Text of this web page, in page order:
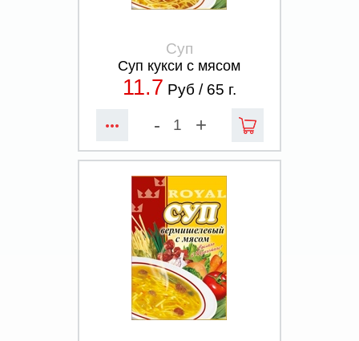
Суп
Суп кукси с мясом
11.7 Руб / 65 г.
- +